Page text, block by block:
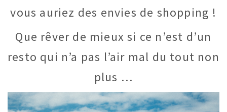
vous auriez des envies de shopping !
Que rêver de mieux si ce n’est d’un
resto qui n’a pas l’air mal du tout non
plus …